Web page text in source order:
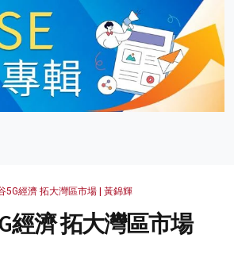
5G經濟 拓大灣區市場 | 黃錦輝
經濟 拓大灣區市場